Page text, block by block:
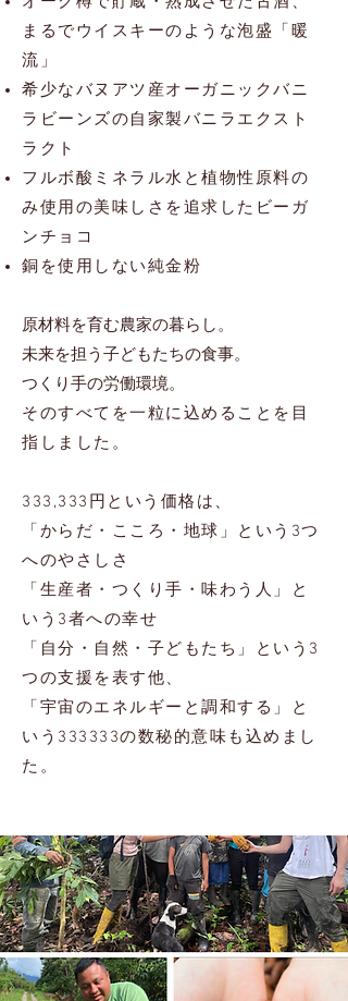
まるでウイスキーのような泡盛「暖
流」
希少なバヌアツ産オーガニックバニ
ラビーンズの自家製バニラエクスト
ラクト
フルボ酸ミネラル水と植物性原料の
み使用の美味しさを追求したビーガ
ンチョコ
​銅を使用しない純金粉
原材料を育む農家の暮らし。
未来を担う子どもたちの食事。
つくり手の労働環境。
そのすべてを一粒に込めることを目
指しました。
333,333円という価格は、
「からだ・こころ・地球」という3つ
へのやさしさ
「生産者・つくり手・味わう人」と
いう3者への幸せ
「自分・自然・子どもたち」という3
つの支援を表す他、
「宇宙のエネルギーと調和する」と
いう333333の数秘的意味も込めまし
た。